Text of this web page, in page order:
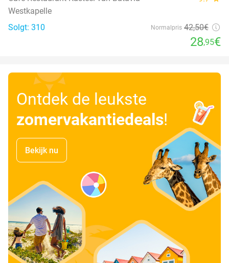
Westkapelle
Solgt: 310
Normalpris 42,50€
28,95€
Ontdek de leukste
zomervakantiedeals!
Bekijk nu